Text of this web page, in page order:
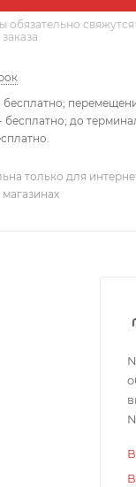
свяжутся
бесплатно;
до
только для